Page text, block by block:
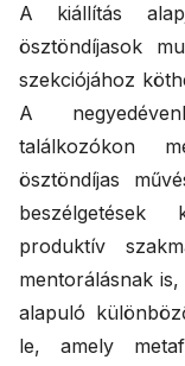
A kiállítás
ösztöndíjasok
szekciójához
A
találkozókon
ösztöndíjas
beszélgetések
produktív
mentorálásnak
alapuló
le, amely